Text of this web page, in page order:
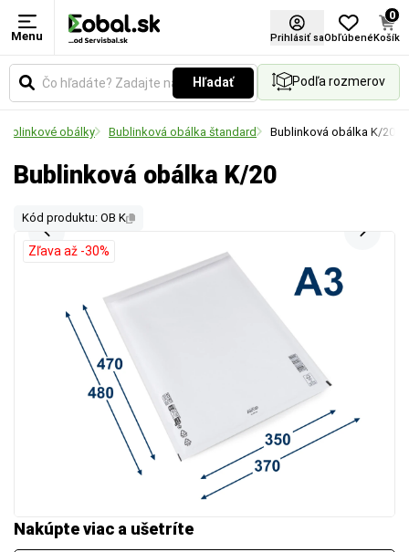
Menu Prihlásiť saObľúbené
0
Košík
Hľadať Podľa rozmerov
obálky Bublinková obálka štandard Bublinková obálka K/20
Bublinková obálka K/20
Kód produktu: OB K
Nakúpte viac a ušetríte
Zľava až -30%